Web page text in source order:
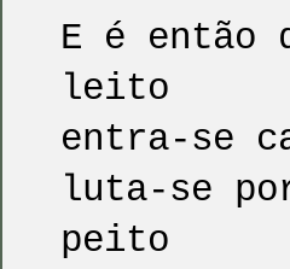
E é então
leito
entra-se
luta-se
peito